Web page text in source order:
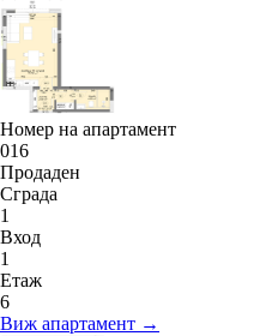
Номер на апартамент
016
Продаден
Сграда
1
Вход
1
Етаж
6
Виж апартамент →